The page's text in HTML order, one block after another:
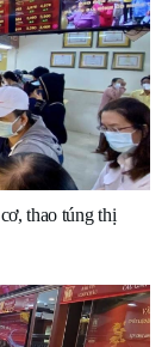
thao túng thị